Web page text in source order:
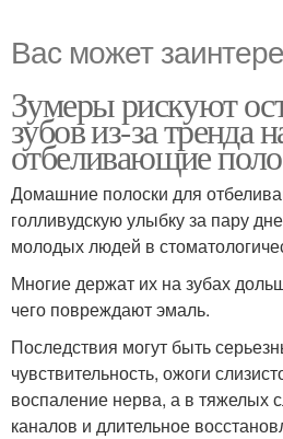
Вас может
Зумеры рискуют
зубов из-за тренда
отбеливающие
Домашние полоски для
голливудскую улыбку за пару
молодых людей в
Многие держат их на зубах
чего повреждают эмаль.
Последствия могут быть
чувствительность, ожоги
воспаление нерва, а в тяжелых
каналов и длительное